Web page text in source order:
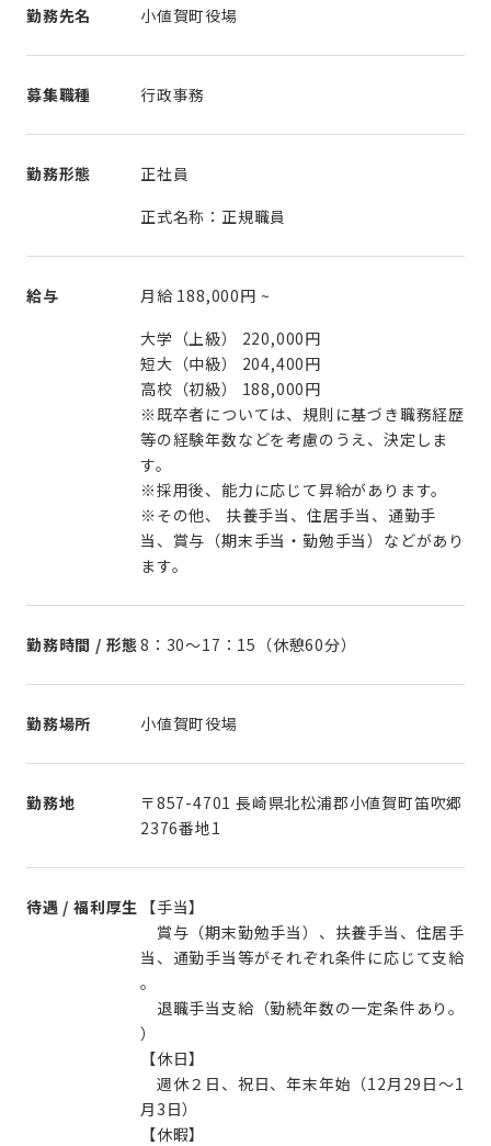
勤務先名 小値賀町役場
募集職種 行政事務
勤務形態
正社員
正式名称：正規職員
給与 月給 188,000円 ~
大学（上級） 220,000円
短大（中級） 204,400円
高校（初級） 188,000円
※既卒者については、規則に基づき職務経歴
等の経験年数などを考慮のうえ、決定しま
す。
※採用後、能力に応じて昇給があります。
※その他、 扶養手当、住居手当、通勤手
当、賞与（期末手当・勤勉手当）などがあり
ます。
勤務時間 / 形態8：30〜17：15（休憩60分）
勤務場所 小値賀町役場
勤務地
〒857-4701 長崎県北松浦郡小値賀町笛吹郷
2376番地1
待遇 / 福利厚生
【手当】
賞与（期末勤勉手当）、扶養手当、住居手
当、通勤手当等がそれぞれ条件に応じて支給
。
退職手当支給（勤続年数の一定条件あり。
）
【休日】
週休２日、祝日、年末年始（12月29日〜1
月3日）
【休暇】